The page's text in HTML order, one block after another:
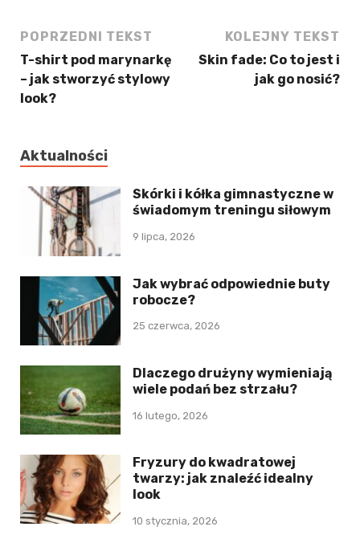
POPRZEDNI TEKST
T-shirt pod marynarkę
– jak stworzyć stylowy
look?
KOLEJNY TEKST
Skin fade: Co to jest i
jak go nosić?
Aktualności
Skórki i kółka gimnastyczne w
świadomym treningu siłowym
9 lipca, 2026
Jak wybrać odpowiednie buty
robocze?
25 czerwca, 2026
Dlaczego drużyny wymieniają
wiele podań bez strzału?
16 lutego, 2026
Fryzury do kwadratowej
twarzy: jak znaleźć idealny
look
10 stycznia, 2026